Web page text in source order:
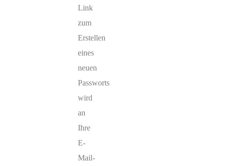
Link
zum
Erstellen
eines
neuen
Passworts
wird
an
Ihre
E-
Mail-